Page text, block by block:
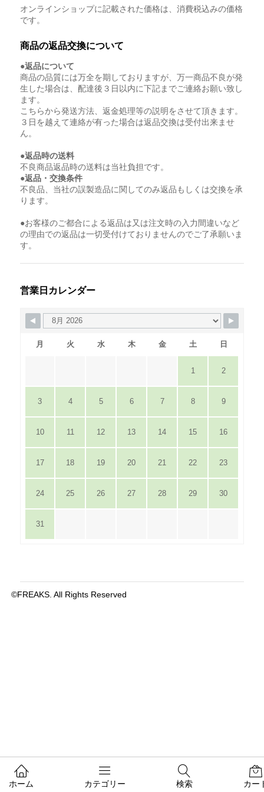
オンラインショップに記載された価格は、消費税込みの価格
です。
商品の返品交換について
●返品について
商品の品質には万全を期しておりますが、万一商品不良が発
生した場合は、配達後３日以内に下記までご連絡お願い致し
ます。
こちらから発送方法、返金処理等の説明をさせて頂きます。
３日を越えて連絡が有った場合は返品交換は受付出来ませ
ん。
●返品時の送料
不良商品返品時の送料は当社負担です。
●返品・交換条件
不良品、当社の誤製造品に関してのみ返品もしくは交換を承
ります。
●お客様のご都合による返品は又は注文時の入力間違いなど
の理由での返品は一切受付けておりませんのでご了承願いま
す。
営業日カレンダー
月 火 水 木 金 土 日
1 2
3 4 5 6 7 8 9
10 11 12 13 14 15 16
17 18 19 20 21 22 23
24 25 26 27 28 29 30
31
©FREAKS. All Rights Reserved
ホーム カテゴリー 検索 カー